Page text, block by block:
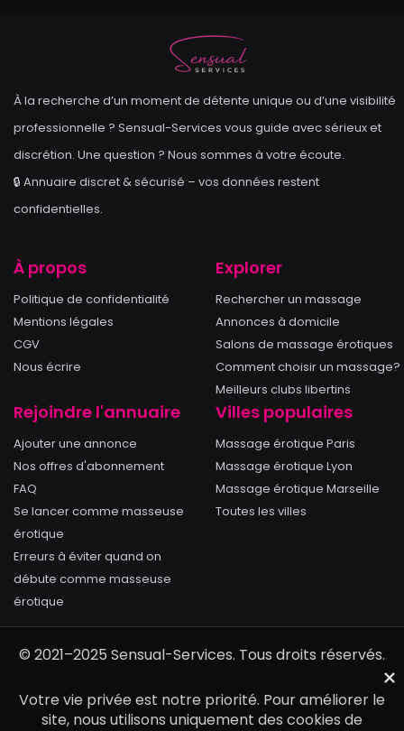
À la recherche d’un moment de détente unique ou d’une visibilité
professionnelle ? Sensual-Services vous guide avec sérieux et
discrétion. Une question ? Nous sommes à votre écoute.
🔒 Annuaire discret & sécurisé – vos données restent
confidentielles.
À propos
Politique de confidentialité
Mentions légales
CGV
Nous écrire
Explorer
Rechercher un massage
Annonces à domicile
Salons de massage érotiques
Comment choisir un massage?
Meilleurs clubs libertins
Rejoindre l'annuaire
Ajouter une annonce
Nos offres d'abonnement
FAQ
Se lancer comme masseuse
érotique
Erreurs à éviter quand on
débute comme masseuse
érotique
Villes populaires
Massage érotique Paris
Massage érotique Lyon
Massage érotique Marseille
Toutes les villes
© 2021–2025 Sensual-Services. Tous droits réservés.